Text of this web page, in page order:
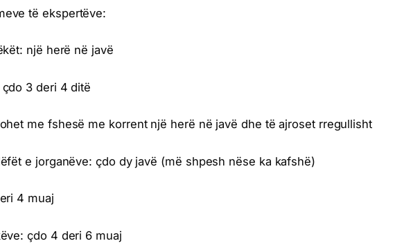
të ekspertëve:
një herë në javë
3 deri 4 ditë
me fshesë me korrent një herë në javë dhe të ajroset rregullisht
e jorganëve: çdo dy javë (më shpesh nëse ka kafshë)
4 muaj
çdo 4 deri 6 muaj